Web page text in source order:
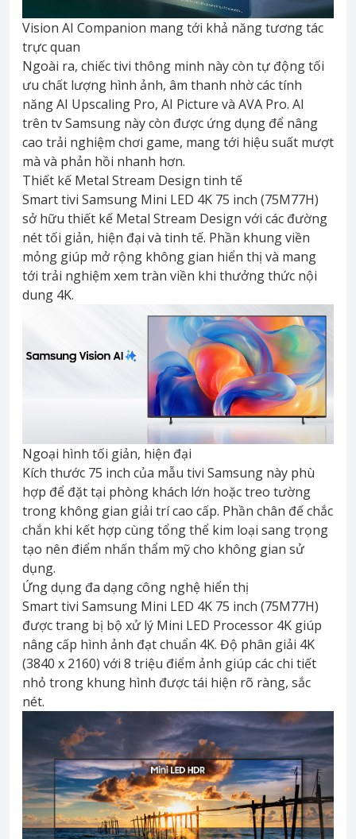
Vision AI Companion mang tới khả năng tương tác
trực quan
Ngoài ra, chiếc tivi thông minh này còn tự động tối
ưu chất lượng hình ảnh, âm thanh nhờ các tính
năng AI Upscaling Pro, AI Picture và AVA Pro. AI
trên tv Samsung này còn được ứng dụng để nâng
cao trải nghiệm chơi game, mang tới hiệu suất mượt
mà và phản hồi nhanh hơn.
Thiết kế Metal Stream Design tinh tế
Smart tivi Samsung Mini LED 4K 75 inch (75M77H)
sở hữu thiết kế Metal Stream Design với các đường
nét tối giản, hiện đại và tinh tế. Phần khung viền
mỏng giúp mở rộng không gian hiển thị và mang
tới trải nghiệm xem tràn viền khi thưởng thức nội
dung 4K.
Ngoại hình tối giản, hiện đại
Kích thước 75 inch của mẫu tivi Samsung này phù
hợp để đặt tại phòng khách lớn hoặc treo tường
trong không gian giải trí cao cấp. Phần chân đế chắc
chắn khi kết hợp cùng tổng thể kim loại sang trọng
tạo nên điểm nhấn thẩm mỹ cho không gian sử
dụng.
Ứng dụng đa dạng công nghệ hiển thị
Smart tivi Samsung Mini LED 4K 75 inch (75M77H)
được trang bị bộ xử lý Mini LED Processor 4K giúp
nâng cấp hình ảnh đạt chuẩn 4K. Độ phân giải 4K
(3840 x 2160) với 8 triệu điểm ảnh giúp các chi tiết
nhỏ trong khung hình được tái hiện rõ ràng, sắc
nét.